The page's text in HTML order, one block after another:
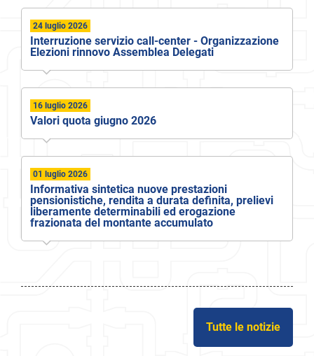
24 luglio 2026
Interruzione servizio call-center - Organizzazione
Elezioni rinnovo Assemblea Delegati
16 luglio 2026
Valori quota giugno 2026
01 luglio 2026
Informativa sintetica nuove prestazioni
pensionistiche, rendita a durata definita, prelievi
liberamente determinabili ed erogazione
frazionata del montante accumulato
Tutte le notizie